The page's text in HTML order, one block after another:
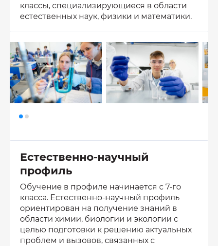
классы, специализирующиеся в области
естественных наук, физики и математики.
Естественно-научный
профиль
Обучение в профиле начинается с 7-го
класса. Естественно-научный профиль
ориентирован на получение знаний в
области химии, биологии и экологии с
целью подготовки к решению актуальных
проблем и вызовов, связанных с